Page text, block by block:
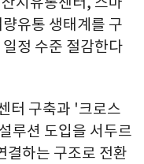
유통 생태계를 구
정 수준 절감한다
터 구축과 '크로스
루션 도입을 서두르
결하는 구조로 전환